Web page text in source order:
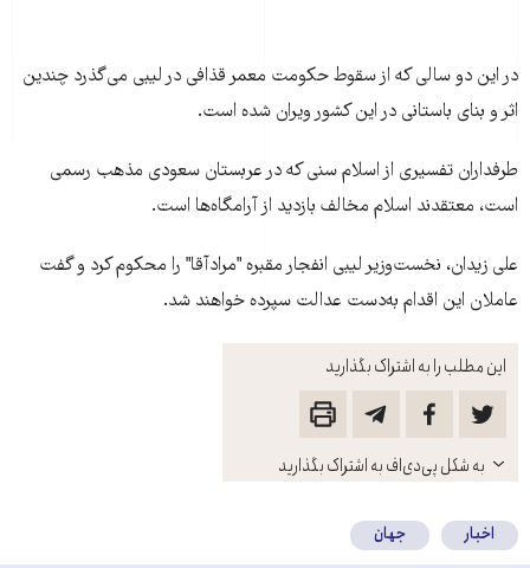
این مطلب را به اشتراک بگذارید
باز
کنید
به شکل پی‌دی‌اف به اشتراک بگذارید
در اين دو سالی که از سقوط حکومت معمر قذافی در ليبی می‌گذرد چندين
اثر و بنای باستانی در اين کشور ويران شده است.
طرفداران تفسيری از اسلام سنی که در عربستان سعودی مذهب رسمی
است، معتقدند اسلام مخالف بازديد از آرامگاه‌ها است.
علی زيدان، نخست‌وزير ليبی انفجار مقبره "مرادآقا" را محکوم کرد و گفت
عاملان اين اقدام به‌دست عدالت سپرده خواهند شد.
اخبار جهان